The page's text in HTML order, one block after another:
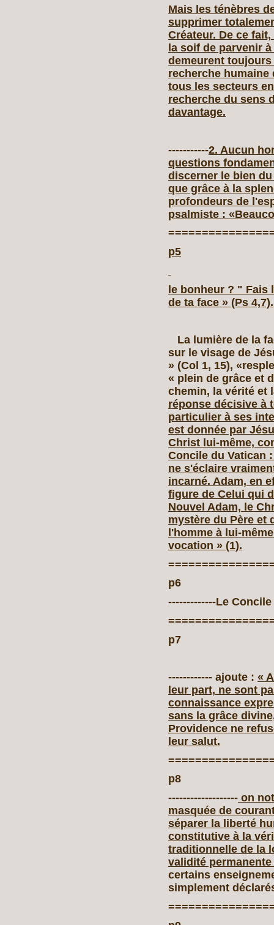
Mais les ténèbres
supprimer
Créateur. De ce
la soif de parvenir
demeurent
recherche humaine
tous les secteurs
recherche du sens
davantage.
-----------2. Aucun
questions
discerner le bien
que grâce à la
profondeurs de
psalmiste :
p5
le bonheur ? " Fais
de ta face » (Ps 4,7).
La lumière de la
sur le visage de
» (Col 1, 15),
« plein de grâce et
chemin, la vérité et
réponse décisive à
particulier à ses
est donnée par
Christ lui-même,
Concile du Vatican
ne s'éclaire
incarné. Adam, en
figure de Celui qui
Nouvel Adam, le
mystère du Père et
l'homme à lui-
vocation » (1).
p6
-------------Le
p7
------------ ajoute : «
leur part, ne sont
connaissance
sans la grâce
Providence ne
leur salut.
p8
------------------- on
masquée de
séparer la liberté
constitutive à la
traditionnelle de la
validité
certains
simplement